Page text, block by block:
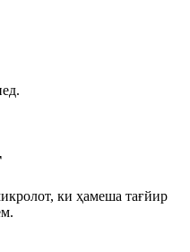
ки ҳамеша тағйир